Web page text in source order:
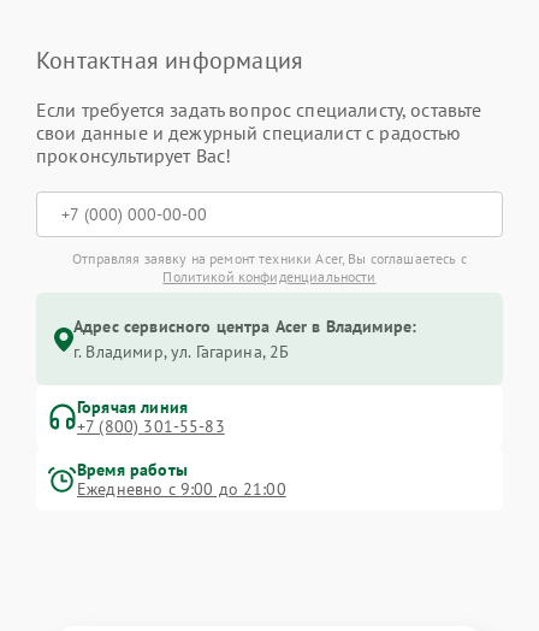
Контактная информация
Если требуется задать вопрос специалисту, оставьте
свои данные и дежурный специалист с радостью
проконсультирует Вас!
Отправляя заявку на ремонт техники Acer, Вы соглашаетесь с
Политикой конфиденциальности
Адрес сервисного центра Acer в Владимире:
г. Владимир, ул. Гагарина, 2Б
Горячая линия
+7 (800) 301-55-83
Время работы
Ежедневно с 9:00 до 21:00